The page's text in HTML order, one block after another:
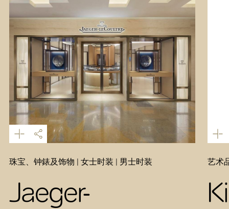
珠宝、钟錶及饰物 | 女士时装 | 男士时装
Jaeger-
艺术